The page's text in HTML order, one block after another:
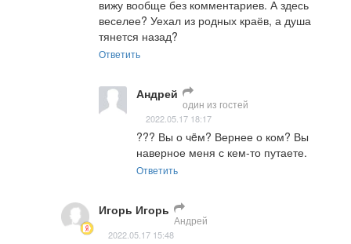
вижу вообще без комментариев. А здесь
веселее? Уехал из родных краёв, а душа
тянется назад?
Ответить
Андрей
один из гостей
2022.05.17 18:17
??? Вы о чëм? Вернее о ком? Вы
наверное меня с кем-то путаете.
Ответить
Игорь Игорь
Андрей
2022.05.17 15:48